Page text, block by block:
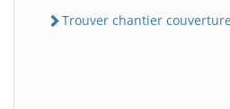
Trouver chantier